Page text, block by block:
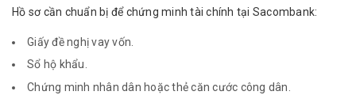
Hồ sơ cần chuẩn bị để chứng minh tài chính tại Sacombank:
Giấy đề nghị vay vốn.
Sổ hộ khẩu.
Chứng minh nhân dân hoặc thẻ căn cước công dân.